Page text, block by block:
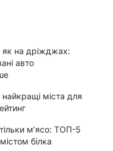
як на дріжджах:
авто
міста для
м’ясо: ТОП-5
білка